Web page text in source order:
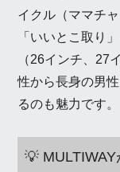
イクル（ママチ
「いいとこ取り
（26インチ、27
性から長身の男
るのも魅力です。
💡